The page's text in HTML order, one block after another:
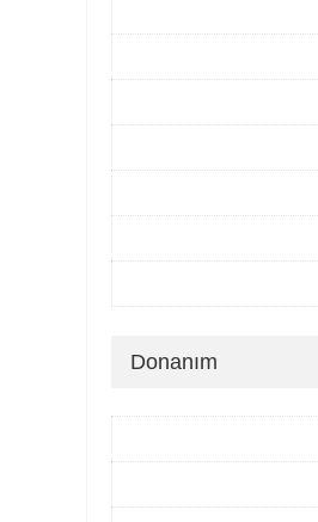
Donanım